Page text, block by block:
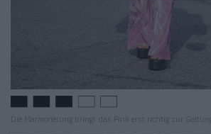
Die Marmorierung bringt das Pink erst richtig zur Geltung.